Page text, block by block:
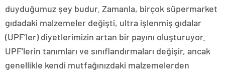
duyduğumuz şey budur. Zamanla, birçok süpermarket
gıdadaki malzemeler değişti, ultra işlenmiş gıdalar
(UPF’ler) diyetlerimizin artan bir payını oluşturuyor.
UPF’lerin tanımları ve sınıflandırmaları değişir, ancak
genellikle kendi mutfağınızdaki malzemelerden